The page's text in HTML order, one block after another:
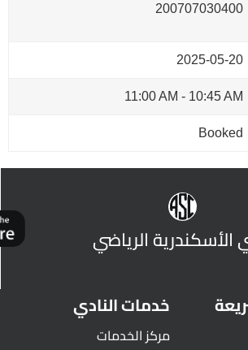
200707030400
2025-05-20
10:45 AM
-
11:00 AM
Booked
الأسكندرية الرياضي
خدمات النادي
مركز الخدمات